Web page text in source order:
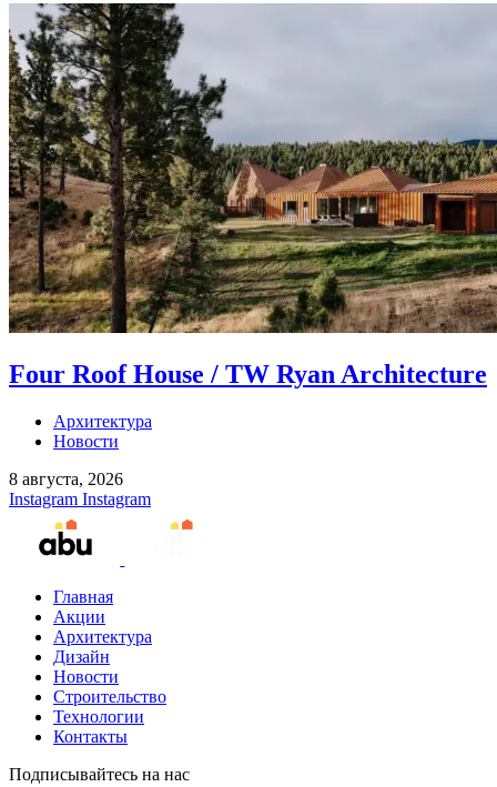
Four Roof House / TW Ryan Architecture
Архитектура
Новости
8 августа, 2026
Instagram Instagram
Главная
Акции
Архитектура
Дизайн
Новости
Строительство
Технологии
Контакты
Подписывайтесь на нас